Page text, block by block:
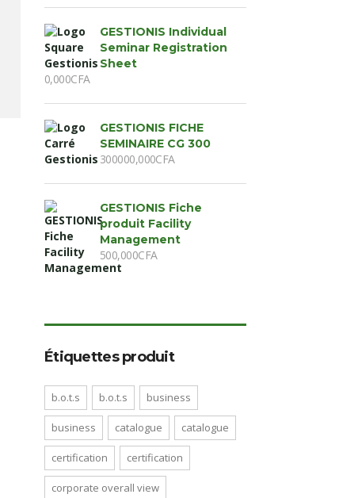
GESTIONIS Individual
Seminar Registration
Sheet
0,000CFA
GESTIONIS FICHE
SEMINAIRE CG 300
300000,000CFA
GESTIONIS Fiche
produit Facility
Management
500,000CFA
Étiquettes produit
b.o.t.s b.o.t.s business
business catalogue catalogue
certification certification
corporate overall view